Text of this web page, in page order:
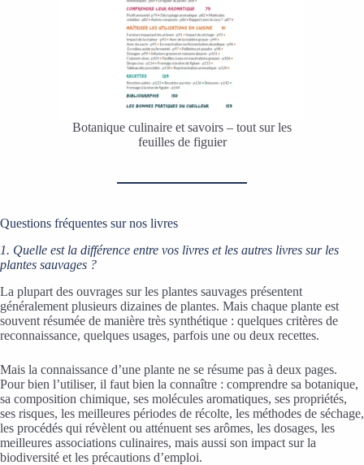
Botanique culinaire et savoirs – tout sur les
feuilles de figuier
Questions fréquentes sur nos livres
1. Quelle est la différence entre vos livres et les autres livres sur les
plantes sauvages ?
La plupart des ouvrages sur les plantes sauvages présentent
généralement plusieurs dizaines de plantes. Mais chaque plante est
souvent résumée de manière très synthétique : quelques critères de
reconnaissance, quelques usages, parfois une ou deux recettes.
Mais la connaissance d’une plante ne se résume pas à deux pages.
Pour bien l’utiliser, il faut bien la connaître : comprendre sa botanique,
sa composition chimique, ses molécules aromatiques, ses propriétés,
ses risques, les meilleures périodes de récolte, les méthodes de séchage,
les procédés qui révèlent ou atténuent ses arômes, les dosages, les
meilleures associations culinaires, mais aussi son impact sur la
biodiversité et les précautions d’emploi.